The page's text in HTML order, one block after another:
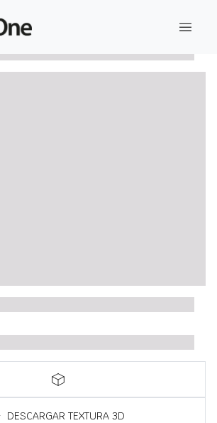
DESCARGAR TEXTURA 3D